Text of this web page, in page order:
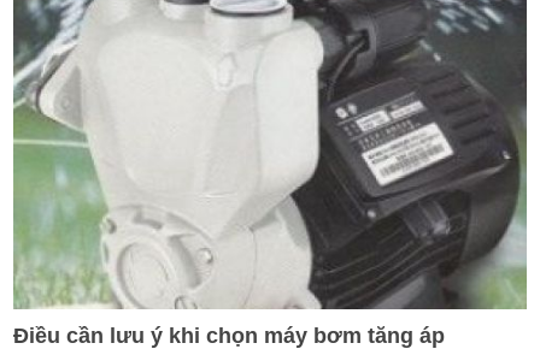
Điều cần lưu ý khi chọn máy bơm tăng áp